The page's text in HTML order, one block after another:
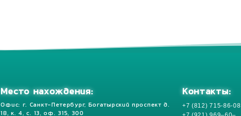
Место нахождения:
Офис: г. Санкт-Петербург, Богатырский проспект д.
18, к. 4, с. 13, оф. 315, 300
Контакты:
+7 (812) 715-86-08